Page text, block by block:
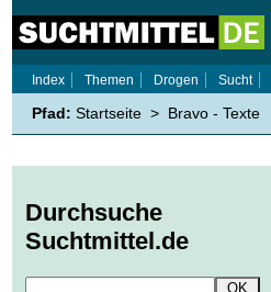
Index
Themen Drogen Sucht
Pfad: Startseite > Bravo - Texte
Durchsuche
Suchtmittel.de